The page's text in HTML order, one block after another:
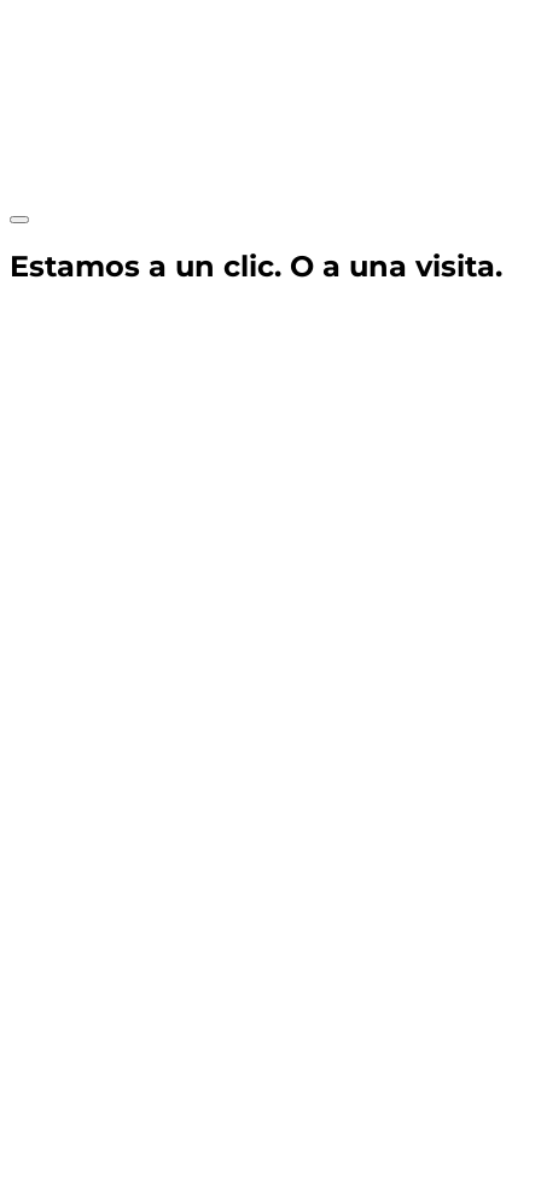
Estamos a un clic. O a una visita.